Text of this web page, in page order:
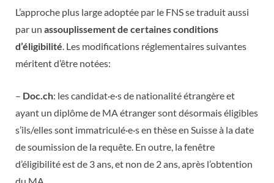
L’approche plus large adoptée par le FNS se traduit aussi
par un assouplissement de certaines conditions
d’éligibilité. Les modifications réglementaires suivantes
méritent d’être notées:
– Doc.ch: les candidat·e·s de nationalité étrangère et
ayant un diplôme de MA étranger sont désormais éligibles
s’ils/elles sont immatriculé·e·s en thèse en Suisse à la date
de soumission de la requête. En outre, la fenêtre
d’éligibilité est de 3 ans, et non de 2 ans, après l’obtention